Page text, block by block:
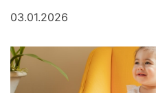
03.01.2026